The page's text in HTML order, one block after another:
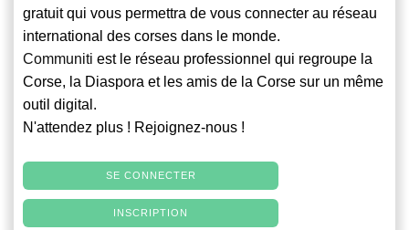
gratuit qui vous permettra de vous connecter au réseau
international des corses dans le monde.
Communiti est le réseau professionnel qui regroupe la
Corse, la Diaspora et les amis de la Corse sur un même
outil digital.
N'attendez plus ! Rejoignez-nous !
SE CONNECTER
INSCRIPTION